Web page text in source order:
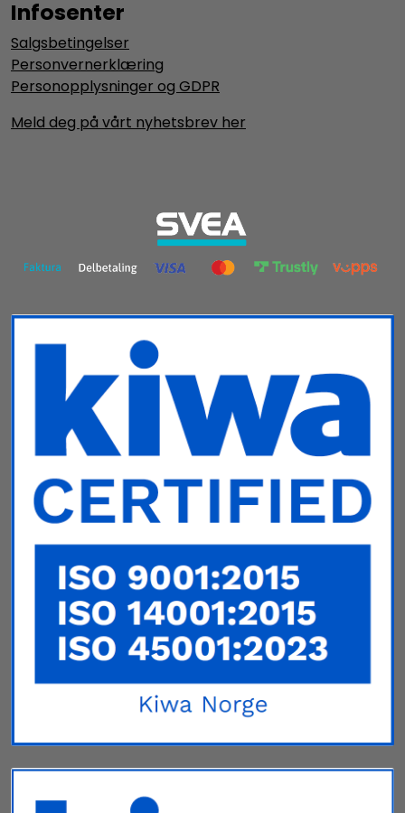
Infosenter
Salgsbetingelser
Personvernerklæring
Personopplysninger og GDPR
Meld deg på vårt nyhetsbrev her